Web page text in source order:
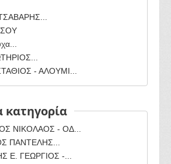
- ΑΛΟΥΜΙ...
κατηγορία
ΝΙΚΟΛΑΟΣ - ΟΔ...
ΠΑΝΤΕΛΗΣ...
Ε. ΓΕΩΡΓΙΟΣ -...